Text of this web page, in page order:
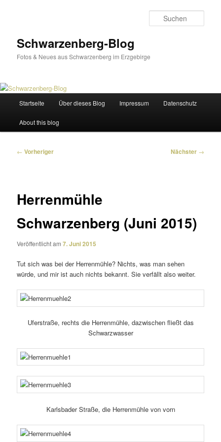
Schwarzenberg-Blog
Fotos & Neues aus Schwarzenberg im Erzgebirge
Startseite Über dieses Blog Impressum Datenschutz
About this blog
Beitragsnavigation
← Vorheriger Nächster →
Herrenmühle
Schwarzenberg (Juni 2015)
Veröffentlicht am7. Juni 2015
Tut sich was bei der Herrenmühle? Nichts, was man sehen
würde, und mir ist auch nichts bekannt. Sie verfällt also weiter.
Uferstraße, rechts die Herrenmühle, dazwi­schen fließt das
Schwarzwasser
Karlsbader Straße, die Herrenmühle von vorn